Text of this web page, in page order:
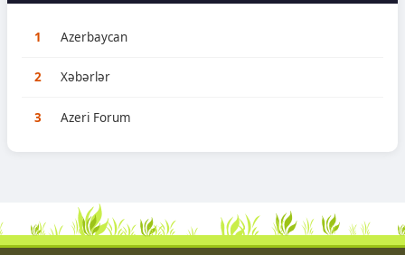
1 Azerbaycan
2 Xəbərlər
3 Azeri Forum